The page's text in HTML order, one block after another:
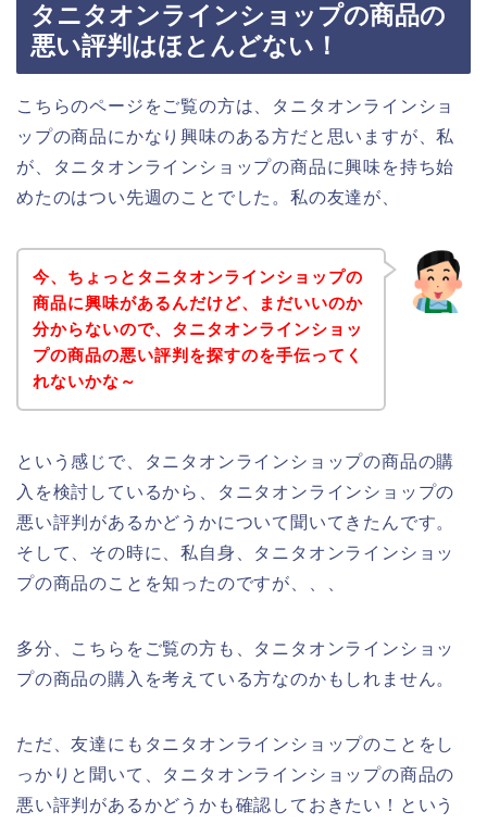
タニタオンラインショップの商品の
悪い評判はほとんどない！
こちらのページをご覧の方は、タニタオンラインショ
ップの商品にかなり興味のある方だと思いますが、私
が、タニタオンラインショップの商品に興味を持ち始
めたのはつい先週のことでした。私の友達が、
今、ちょっとタニタオンラインショップの
商品に興味があるんだけど、まだいいのか
分からないので、タニタオンラインショッ
プの商品の悪い評判を探すのを手伝ってく
れないかな～
という感じで、タニタオンラインショップの商品の購
入を検討しているから、タニタオンラインショップの
悪い評判があるかどうかについて聞いてきたんです。
そして、その時に、私自身、タニタオンラインショッ
プの商品のことを知ったのですが、、、
多分、こちらをご覧の方も、タニタオンラインショッ
プの商品の購入を考えている方なのかもしれません。
ただ、友達にもタニタオンラインショップのことをし
っかりと聞いて、タニタオンラインショップの商品の
悪い評判があるかどうかも確認しておきたい！という